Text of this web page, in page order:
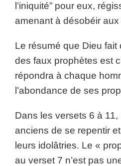
l’iniquité” pour eux,
amenant à désobéir
Le résumé que Dieu fait
des faux prophètes est
répondra à chaque
l’abondance de ses
Dans les versets 6 à
anciens de se repentir
leurs idolâtries. Le «
au verset 7 n’est pas